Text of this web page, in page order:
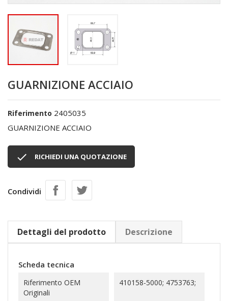
GUARNIZIONE ACCIAIO
Riferimento 2405035
GUARNIZIONE ACCIAIO
 RICHIEDI UNA QUOTAZIONE
Condividi
Dettagli del prodotto Descrizione
Scheda tecnica
Riferimento OEM
Originali
410158-5000; 4753763;